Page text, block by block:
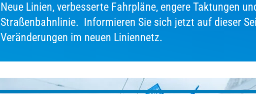
Neue Linien, verbesserte Fahrpläne, engere Taktungen
Straßenbahnlinie. Informieren Sie sich jetzt auf dieser
Veränderungen im neuen Liniennetz.